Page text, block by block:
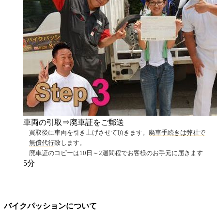
車両の引取⇒廃車証をご郵送
買取後に車両を引き上げさせて頂きます。 廃車手続きは弊社で
無償代行致します。
廃車証のコピーは10日～2週間程でお客様のお手元に届きます
5分
バイクパッションについて